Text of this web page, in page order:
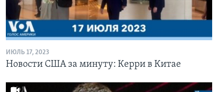
ИЮЛЬ 17, 2023
Новости США за минуту: Керри в Китае